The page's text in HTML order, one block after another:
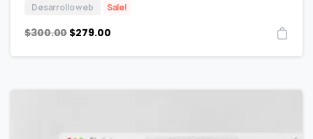
Desarrollo web Sale!
$300.00 $279.00